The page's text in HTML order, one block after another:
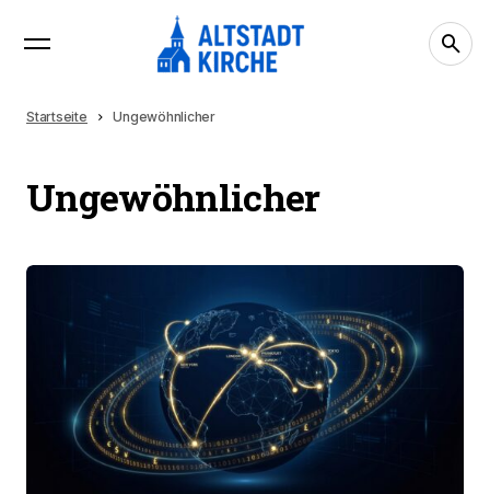
Startseite Ungewöhnlicher
Ungewöhnlicher